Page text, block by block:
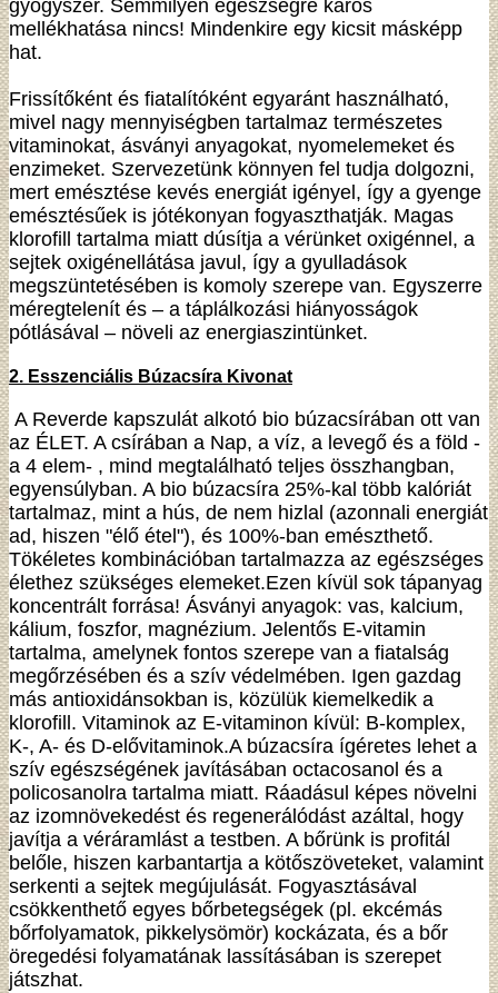
gyógyszer. Semmilyen egészségre káros
mellékhatása nincs! Mindenkire egy kicsit másképp
hat.
Frissítőként és fiatalítóként egyaránt használható,
mivel nagy mennyiségben tartalmaz természetes
vitaminokat, ásványi anyagokat, nyomelemeket és
enzimeket. Szervezetünk könnyen fel tudja dolgozni,
mert emésztése kevés energiát igényel, így a gyenge
emésztésűek is jótékonyan fogyaszthatják. Magas
klorofill tartalma miatt dúsítja a vérünket oxigénnel, a
sejtek oxigénellátása javul, így a gyulladások
megszüntetésében is komoly szerepe van. Egyszerre
méregtelenít és – a táplálkozási hiányosságok
pótlásával – növeli az energiaszintünket.
2. Esszenciális Búzacsíra Kivonat
A Reverde kapszulát alkotó bio búzacsírában ott van
az ÉLET. A csírában a Nap, a víz, a levegő és a föld -
a 4 elem- , mind megtalálható teljes összhangban,
egyensúlyban. A bio búzacsíra 25%-kal több kalóriát
tartalmaz, mint a hús, de nem hizlal (azonnali energiát
ad, hiszen "élő étel"), és 100%-ban emészthető.
Tökéletes kombinációban tartalmazza az egészséges
élethez szükséges elemeket.Ezen kívül sok tápanyag
koncentrált forrása! Ásványi anyagok: vas, kalcium,
kálium, foszfor, magnézium. Jelentős E-vitamin
tartalma, amelynek fontos szerepe van a fiatalság
megőrzésében és a szív védelmében. Igen gazdag
más antioxidánsokban is, közülük kiemelkedik a
klorofill. Vitaminok az E-vitaminon kívül: B-komplex,
K-, A- és D-elővitaminok.A búzacsíra ígéretes lehet a
szív egészségének javításában octacosanol és a
policosanolra tartalma miatt. Ráadásul képes növelni
az izomnövekedést és regenerálódást azáltal, hogy
javítja a véráramlást a testben. A bőrünk is profitál
belőle, hiszen karbantartja a kötőszöveteket, valamint
serkenti a sejtek megújulását. Fogyasztásával
csökkenthető egyes bőrbetegségek (pl. ekcémás
bőrfolyamatok, pikkelysömör) kockázata, és a bőr
öregedési folyamatának lassításában is szerepet
játszhat.